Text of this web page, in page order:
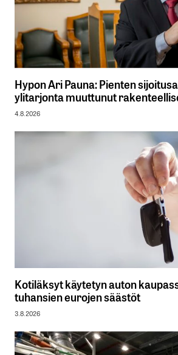
Hypon Ari Pauna: Pienten
ylitarjonta muuttunut
4.8.2026
Kotiläksyt käytetyn auton
tuhansien eurojen säästöt
3.8.2026